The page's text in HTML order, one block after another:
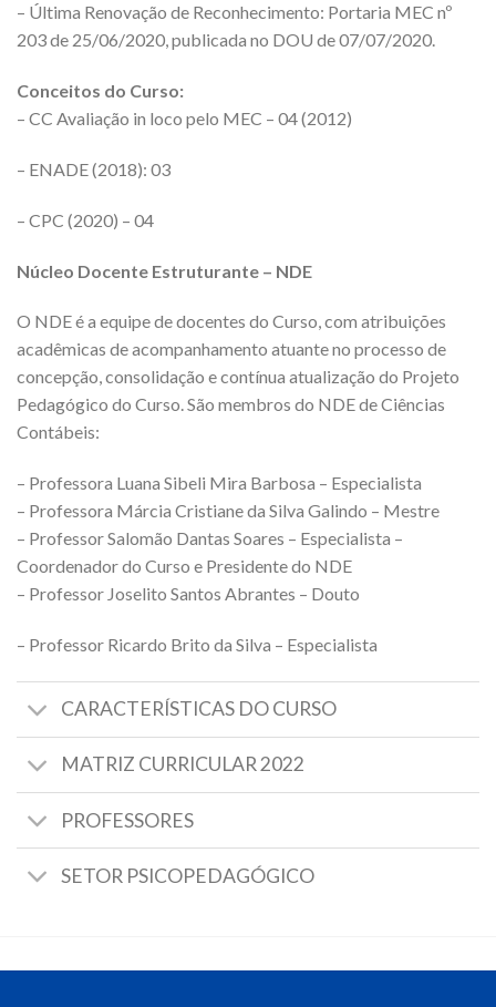
– Última Renovação de Reconhecimento: Portaria MEC nº
203 de 25/06/2020, publicada no DOU de 07/07/2020.
Conceitos do Curso:
– CC Avaliação in loco pelo MEC – 04 (2012)
– ENADE (2018): 03
– CPC (2020) – 04
Núcleo Docente Estruturante – NDE
O NDE é a equipe de docentes do Curso, com atribuições
acadêmicas de acompanhamento atuante no processo de
concepção, consolidação e contínua atualização do Projeto
Pedagógico do Curso. São membros do NDE de Ciências
Contábeis:
– Professora Luana Sibeli Mira Barbosa – Especialista
– Professora Márcia Cristiane da Silva Galindo – Mestre
– Professor Salomão Dantas Soares – Especialista –
Coordenador do Curso e Presidente do NDE
– Professor Joselito Santos Abrantes – Douto
– Professor Ricardo Brito da Silva – Especialista
CARACTERÍSTICAS DO CURSO
MATRIZ CURRICULAR 2022
PROFESSORES
SETOR PSICOPEDAGÓGICO